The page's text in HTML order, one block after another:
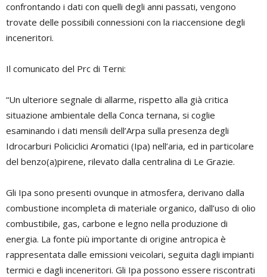
confrontando i dati con quelli degli anni passati, vengono
trovate delle possibili connessioni con la riaccensione degli
inceneritori.
Il comunicato del Prc di Terni:
“Un ulteriore segnale di allarme, rispetto alla già critica
situazione ambientale della Conca ternana, si coglie
esaminando i dati mensili dell’Arpa sulla presenza degli
Idrocarburi Policiclici Aromatici (Ipa) nell’aria, ed in particolare
del benzo(a)pirene, rilevato dalla centralina di Le Grazie.
Gli Ipa sono presenti ovunque in atmosfera, derivano dalla
combustione incompleta di materiale organico, dall’uso di olio
combustibile, gas, carbone e legno nella produzione di
energia. La fonte più importante di origine antropica è
rappresentata dalle emissioni veicolari, seguita dagli impianti
termici e dagli inceneritori. Gli Ipa possono essere riscontrati